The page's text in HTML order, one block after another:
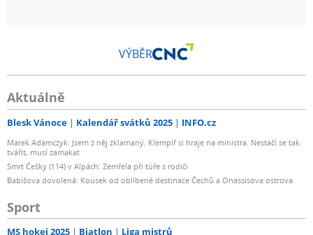
VÝBĚR
Aktuálně
Blesk Vánoce Kalendář svátků 2025 INFO.cz
Marek Adamczyk: Jsem z něj zklamaný. Klempíř si hraje na ministra. Nestačí se tak
tvářit, musí zamakat
Smrt Češky (†14) v Alpách: Zemřela při túře s rodiči
Babišova dovolená: Kousek od oblíbené destinace Čechů a Onassisova ostrova
Sport
MS hokej 2025 Biatlon Liga mistrů